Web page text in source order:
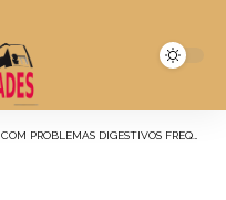
COM PROBLEMAS DIGESTIVOS FREQUENTES? CONFIRA COM LAWRENCE ASEBA TIPO, SE É AZIA, REFLUXO, GASTRITE OU ALGO MAIS GRAVE